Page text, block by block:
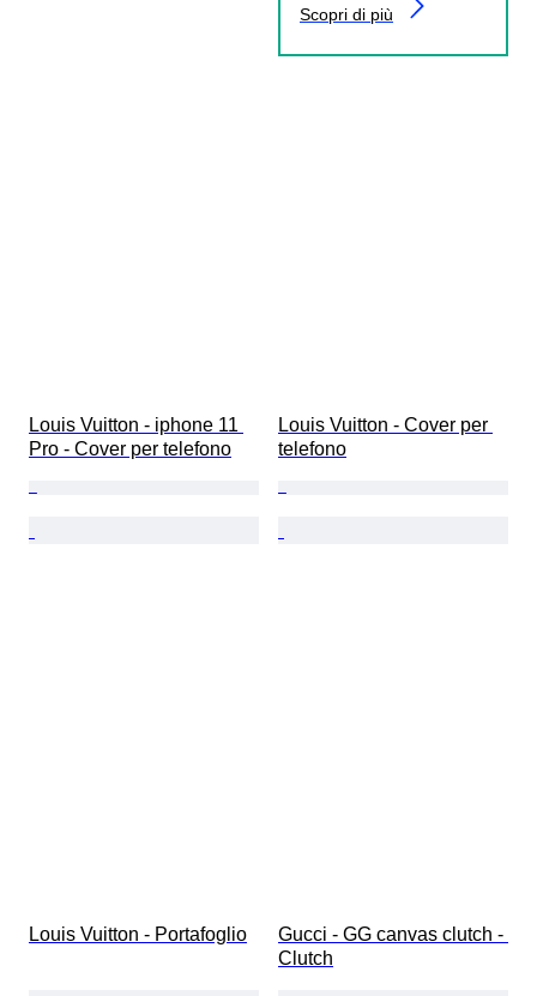
Scopri di più
Louis Vuitton - iphone 11
Pro - Cover per telefono
Louis Vuitton - Cover per
telefono
Louis Vuitton - Portafoglio
Gucci - GG canvas clutch -
Clutch